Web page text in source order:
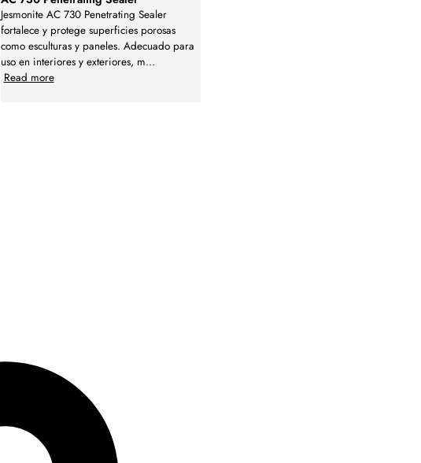
Jesmonite AC 730 Penetrating Sealer
fortalece y protege superficies porosas
como esculturas y paneles. Adecuado para
uso en interiores y exteriores, m...
Read more